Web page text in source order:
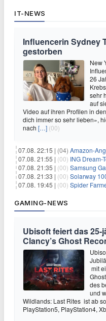
IT-NEWS
Influencerin Sydney
gestorben
New
26
sehr
auf
Video auf ihren Profilen in
dich immer so sehr lieben»,
nach […] (00)
07.08. 22:15 | (04) Amazon-
07.08. 21:55 | (00) ING Dream-
07.08. 21:35 | (00) Samsung Galaxy S26
07.08. 21:33 | (00) Solarway 1000Wp
07.08. 19:45 | (00) Spider Farmer
GAMING-NEWS
Ubisoft feiert das
Clancy’s Ghost
mit
des
und
Wildlands: Last Rites ist ab
PlayStation5, PlayStation4,